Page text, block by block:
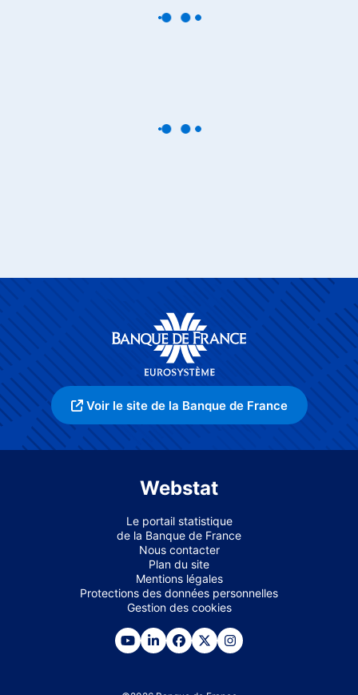
Voir le site de la Banque de France
Webstat
Le portail statistique
de la Banque de France
Nous contacter
Plan du site
Mentions légales
Protections des données personnelles
Gestion des cookies